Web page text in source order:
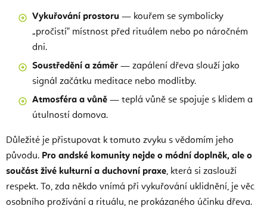
Vykuřování prostoru — kouřem se symbolicky
„pročistí" místnost před rituálem nebo po náročném
dni.
Soustředění a záměr — zapálení dřeva slouží jako
signál začátku meditace nebo modlitby.
Atmosféra a vůně — teplá vůně se spojuje s klidem a
útulností domova.
Důležité je přistupovat k tomuto zvyku s vědomím jeho
původu. Pro andské komunity nejde o módní doplněk, ale o
součást živé kulturní a duchovní praxe, která si zaslouží
respekt. To, zda někdo vnímá při vykuřování uklidnění, je věc
osobního prožívání a rituálu, ne prokázaného účinku dřeva.